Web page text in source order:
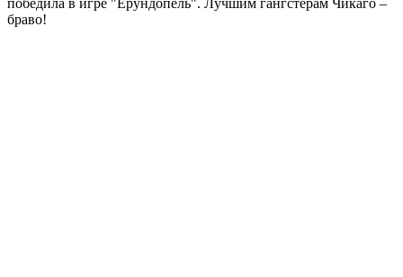
победила в игре "Ерундопель". Лучшим гангстерам Чикаго –
браво!